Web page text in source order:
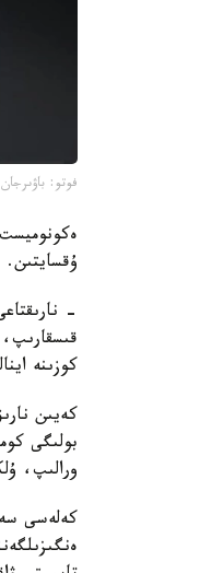
فوتو:
ۇقسايتىن.
كوزىنە
بولىگى
ورالىپ،